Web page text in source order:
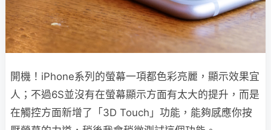
開機！iPhone系列的螢幕一項都色彩亮麗，顯示效果宜
人；不過6S並沒有在螢幕顯示方面有太大的提升，而是
在觸控方面新增了「3D Touch」功能，能夠感應你按